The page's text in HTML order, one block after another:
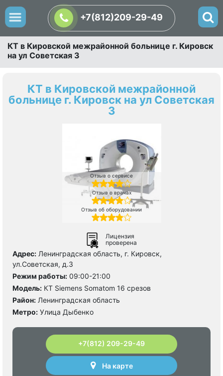
+7(812)209-29-49
КТ в Кировской межрайонной больнице г. Кировск
на ул Советская 3
КТ в Кировской межрайонной
больнице г. Кировск на ул Советская
3
Отзыв о сервисе
Отзыв о врачах
Отзыв об оборудовании
Лицензия
проверена
Адрес: Ленинградская область, г. Кировск,
ул.Советская, д.3
Режим работы: 09:00-21:00
Модель: КТ Siemens Somatom 16 срезов
Район: Ленинградская область
Метро: Улица Дыбенко
+7(812) 209-29-49
На карте